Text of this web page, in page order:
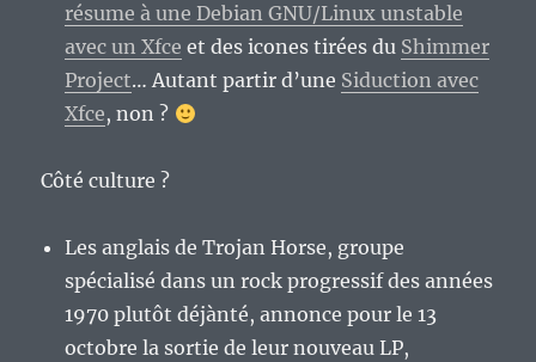
résume à une Debian GNU/Linux unstable
avec un Xfce et des icones tirées du Shimmer
Project… Autant partir d’une Siduction avec
Xfce, non ?
Côté culture ?
Les anglais de Trojan Horse, groupe
spécialisé dans un rock progressif des années
1970 plutôt déjànté, annonce pour le 13
octobre la sortie de leur nouveau LP,